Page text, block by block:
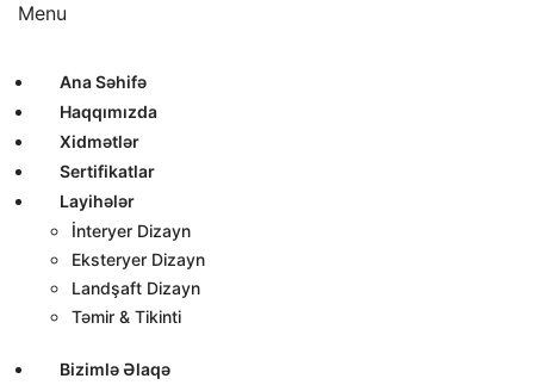
Menu
Ana Səhifə
Haqqımızda
Xidmətlər
Sertifikatlar
Layihələr
İnteryer Dizayn
Eksteryer Dizayn
Landşaft Dizayn
Təmir & Tikinti
Bizimlə Əlaqə